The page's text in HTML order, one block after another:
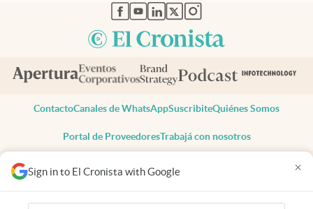
Sign in to El Cronista with Google ×
abre en nueva pestaña
abre en nueva pestaña
abre en nueva pestaña
abre en nueva pestaña
abre en nueva pestaña
ContactoCanales de WhatsAppSuscribiteQuiénes Somos
Portal de ProveedoresTrabajá con nosotros
Todos los derechos reservados
Privacidad